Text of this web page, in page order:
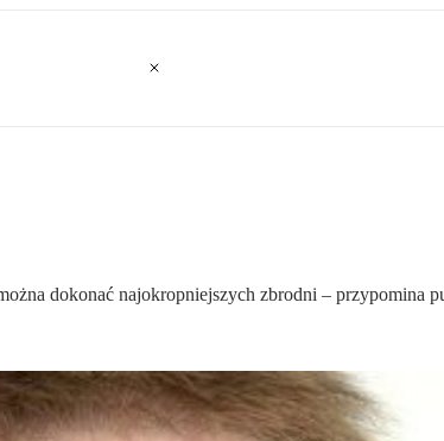
dokonać najokropniejszych zbrodni – przypomina